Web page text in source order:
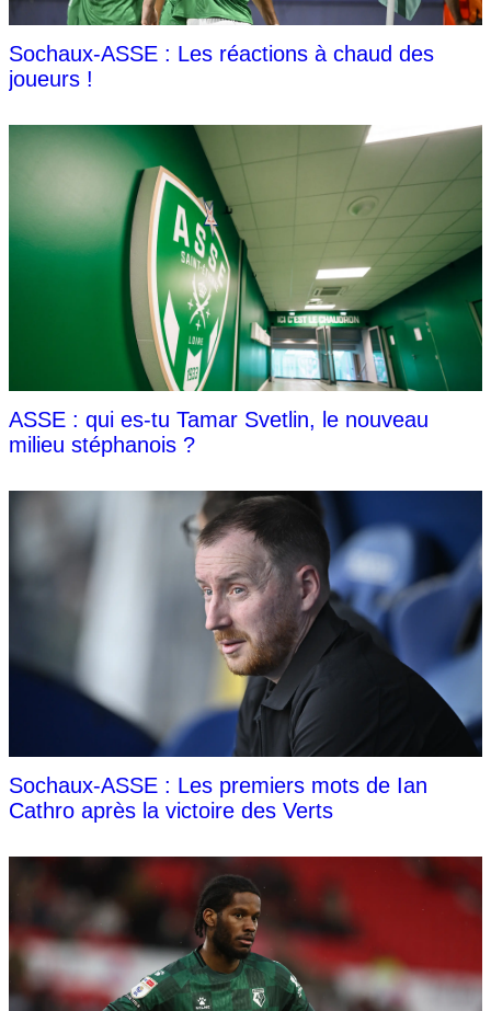
Sochaux-ASSE : Les réactions à chaud des
joueurs !
ASSE : qui es-tu Tamar Svetlin, le nouveau
milieu stéphanois ?
Sochaux-ASSE : Les premiers mots de Ian
Cathro après la victoire des Verts